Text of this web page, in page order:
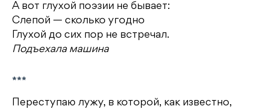
А вот глухой поэзии не бывает:
Слепой — сколько угодно
Глухой до сих пор не встречал.
Подъехала машина
***
Переступаю лужу, в которой, как известно,